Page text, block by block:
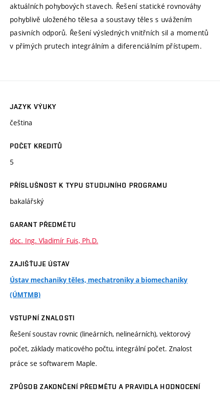
aktuálních pohybových stavech. Řešení statické rovnováhy
pohyblivě uloženého tělesa a soustavy těles s uvážením
pasivních odporů. Řešení výsledných vnitřních sil a momentů
v přímých prutech integrálním a diferenciálním přístupem.
JAZYK VÝUKY
čeština
POČET KREDITŮ
5
PŘÍSLUŠNOST K TYPU STUDIJNÍHO PROGRAMU
bakalářský
GARANT PŘEDMĚTU
doc. Ing. Vladimír Fuis, Ph.D.
ZAJIŠŤUJE ÚSTAV
Ústav mechaniky těles, mechatroniky a biomechaniky
(ÚMTMB)
VSTUPNÍ ZNALOSTI
Řešení soustav rovnic (lineárních, nelineárních), vektorový
počet, základy maticového počtu, integrální počet. Znalost
práce se softwarem Maple.
ZPŮSOB ZAKONČENÍ PŘEDMĚTU A PRAVIDLA HODNOCENÍ